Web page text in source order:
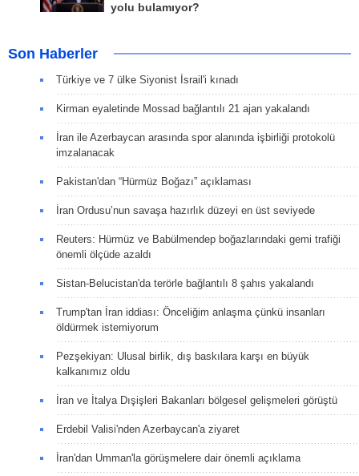
yolu bulamıyor?
Son Haberler
Türkiye ve 7 ülke Siyonist İsrail'i kınadı
Kirman eyaletinde Mossad bağlantılı 21 ajan yakalandı
İran ile Azerbaycan arasında spor alanında işbirliği protokolü
imzalanacak
Pakistan'dan “Hürmüz Boğazı” açıklaması
İran Ordusu’nun savaşa hazırlık düzeyi en üst seviyede
Reuters: Hürmüz ve Babülmendep boğazlarındaki gemi trafiği
önemli ölçüde azaldı
Sistan-Belucistan'da terörle bağlantılı 8 şahıs yakalandı
Trump'tan İran iddiası: Önceliğim anlaşma çünkü insanları
öldürmek istemiyorum
Pezşekiyan: Ulusal birlik, dış baskılara karşı en büyük
kalkanımız oldu
İran ve İtalya Dışişleri Bakanları bölgesel gelişmeleri görüştü
Erdebil Valisi'nden Azerbaycan'a ziyaret
İran'dan Umman'la görüşmelere dair önemli açıklama